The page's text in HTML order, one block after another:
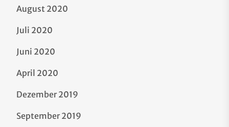
August 2020
Juli 2020
Juni 2020
April 2020
Dezember 2019
September 2019